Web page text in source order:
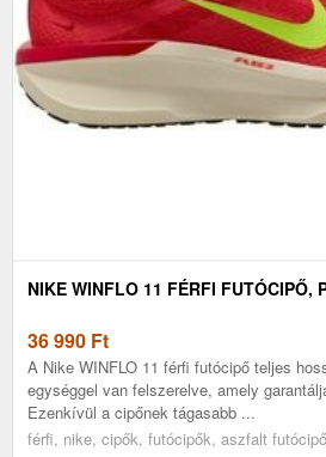
NIKE WINFLO 11 FÉRFI FUTÓCIPŐ,
36 990 Ft
A Nike WINFLO 11 férfi futócipő teljes
egységgel van felszerelve, amely
Ezenkívül a cipőnek tágasabb ...
férfi, nike, cipők, futócipők, aszfalt